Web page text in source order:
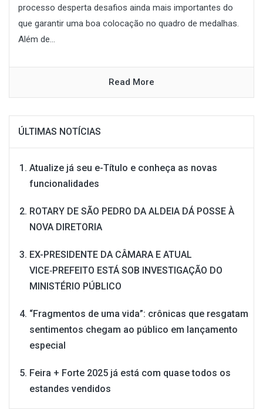
processo desperta desafios ainda mais importantes do
que garantir uma boa colocação no quadro de medalhas.
Além de...
Read More
ÚLTIMAS NOTÍCIAS
Atualize já seu e-Título e conheça as novas
funcionalidades
ROTARY DE SÃO PEDRO DA ALDEIA DÁ POSSE À
NOVA DIRETORIA
EX-PRESIDENTE DA CÂMARA E ATUAL
VICE‑PREFEITO ESTÁ SOB INVESTIGAÇÃO DO
MINISTÉRIO PÚBLICO
“Fragmentos de uma vida”: crônicas que resgatam
sentimentos chegam ao público em lançamento
especial
Feira + Forte 2025 já está com quase todos os
estandes vendidos